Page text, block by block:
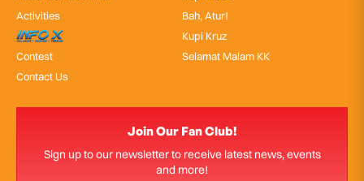
Activities
InfoX
Contest
Contact Us
Bah, Atur!
Kupi Kruz
Selamat Malam KK
Join Our Fan Club!
Sign up to our newsletter to receive latest news, events
and more!